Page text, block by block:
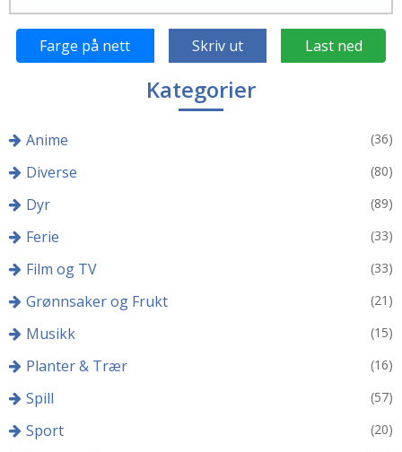
Farge på nett Skriv ut Last ned
Kategorier
Anime (36)
Diverse (80)
Dyr (89)
Ferie (33)
Film og TV (33)
Grønnsaker og Frukt (21)
Musikk (15)
Planter & Trær (16)
Spill (57)
Sport (20)